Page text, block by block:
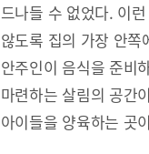
드나들 수 없었다. 이
않도록 집의 가장 안
안주인이 음식을 준비
마련하는 살림의 공간
아이들을 양육하는 곳